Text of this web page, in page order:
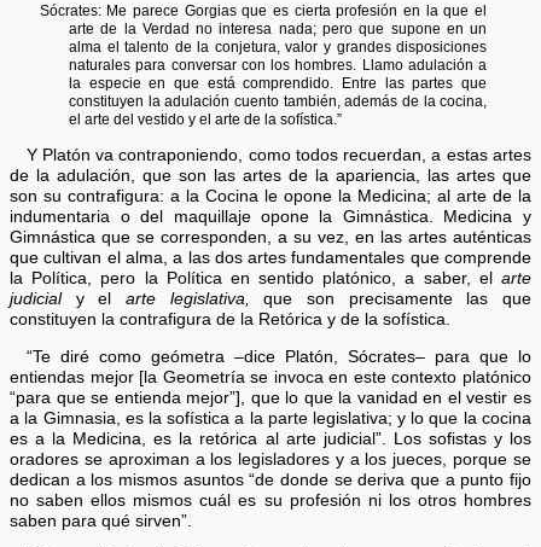
Sócrates: Me parece Gorgias que es cierta profesión en la que el
arte de la Verdad no interesa nada; pero que supone en un
alma el talento de la conjetura, valor y grandes disposiciones
naturales para conversar con los hombres. Llamo adulación a
la especie en que está comprendido. Entre las partes que
constituyen la adulación cuento también, además de la cocina,
el arte del vestido y el arte de la sofística.”
Y Platón va contraponiendo, como todos recuerdan, a estas artes
de la adulación, que son las artes de la apariencia, las artes que
son su contrafigura: a la Cocina le opone la Medicina; al arte de la
indumentaria o del maquillaje opone la Gimnástica. Medicina y
Gimnástica que se corresponden, a su vez, en las artes auténticas
que cultivan el alma, a las dos artes fundamentales que comprende
la Política, pero la Política en sentido platónico, a saber, el arte
judicialy elarte legislativa, que son precisamente las que
constituyen la contrafigura de la Retórica y de la sofística.
“Te diré como geómetra –dice Platón, Sócrates– para que lo
entiendas mejor [la Geometría se invoca en este contexto platónico
“para que se entienda mejor”], que lo que la vanidad en el vestir es
a la Gimnasia, es la sofística a la parte legislativa; y lo que la cocina
es a la Medicina, es la retórica al arte judicial”. Los sofistas y los
oradores se aproximan a los legisladores y a los jueces, porque se
dedican a los mismos asuntos “de donde se deriva que a punto fijo
no saben ellos mismos cuál es su profesión ni los otros hombres
saben para qué sirven”.